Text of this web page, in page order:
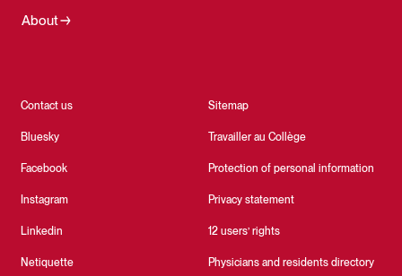
Contact us
Bluesky
Facebook
Instagram
Linkedin
Netiquette
Sitemap
Travailler au Collège
Protection of personal information
Privacy statement
12 users’ rights
Physicians and residents directory
About